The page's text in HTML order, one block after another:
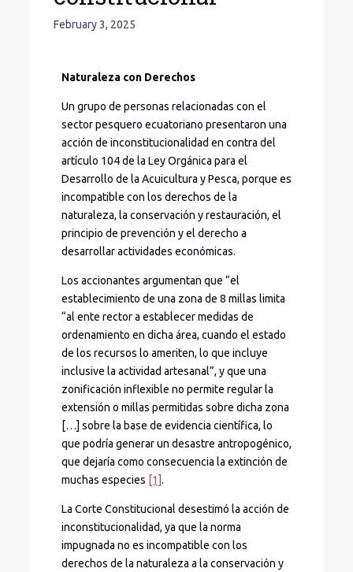
February 3, 2025
Naturaleza con Derechos
Un grupo de personas relacionadas con el
sector pesquero ecuatoriano presentaron una
acción de inconstitucionalidad en contra del
artículo 104 de la Ley Orgánica para el
Desarrollo de la Acuicultura y Pesca, porque es
incompatible con los derechos de la
naturaleza, la conservación y restauración, el
principio de prevención y el derecho a
desarrollar actividades económicas.
Los accionantes argumentan que “el
establecimiento de una zona de 8 millas limita
“al ente rector a establecer medidas de
ordenamiento en dicha área, cuando el estado
de los recursos lo ameriten, lo que incluye
inclusive la actividad artesanal”, y que una
zonificación inflexible no permite regular la
extensión o millas permitidas sobre dicha zona
[…] sobre la base de evidencia científica, lo
que podría generar un desastre antropogénico,
que dejaría como consecuencia la extinción de
muchas especies [1].
La Corte Constitucional desestimó la acción de
inconstitucionalidad, ya que la norma
impugnada no es incompatible con los
derechos de la naturaleza a la conservación y